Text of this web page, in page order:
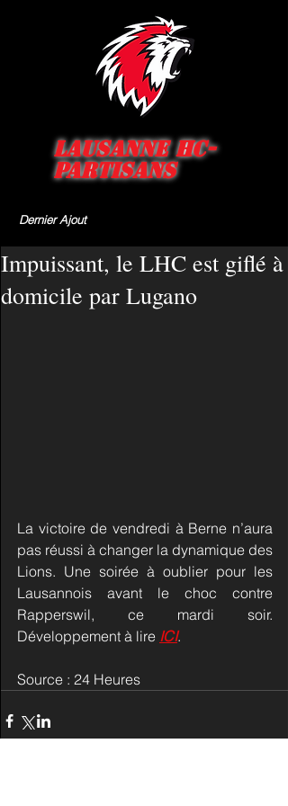
Lausanne HC-
Partisans
Dernier Ajout
Impuissant, le LHC est giflé à
domicile par Lugano
La victoire de vendredi à Berne n’aura
pas réussi à changer la dynamique des
Lions. Une soirée à oublier pour les
Lausannois avant le choc contre
Rapperswil, ce mardi soir.
Développement à lire ICI.
Source : 24 Heures